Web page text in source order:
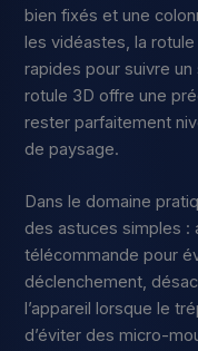
bien fixés et une
les vidéastes, la
rapides pour suivre
rotule 3D offre une
rester parfaitement
de paysage.
Dans le domaine
des astuces simples :
télécommande pour
déclenchement,
l’appareil lorsque le
d’éviter des micro-